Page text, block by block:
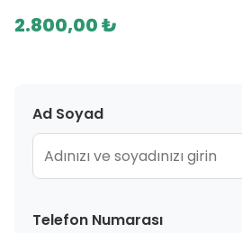
2.800,00 ₺
Ad Soyad
Telefon Numarası